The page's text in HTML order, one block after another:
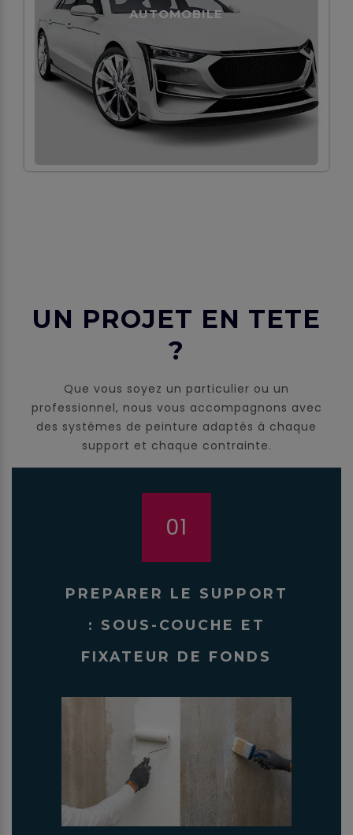
AUTOMOBILE
UN PROJET EN TETE
?
Que vous soyez un particulier ou un
professionnel, nous vous accompagnons avec
des systèmes de peinture adaptés à chaque
support et chaque contrainte.
01
PREPARER LE SUPPORT
: SOUS-COUCHE ET
FIXATEUR DE FONDS